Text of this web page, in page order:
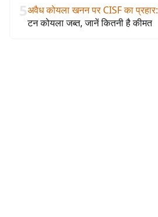
5अवैध कोयला खनन पर CISF का प्रहार:
टन कोयला जब्त, जानें कितनी है कीमत